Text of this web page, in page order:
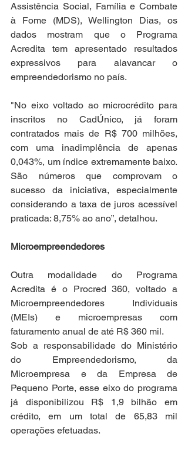
Assistência Social, Família e Combate
à Fome (MDS), Wellington Dias, os
dados mostram que o Programa
Acredita tem apresentado resultados
expressivos para alavancar o
empreendedorismo no país.
"No eixo voltado ao microcrédito para
inscritos no CadÚnico, já foram
contratados mais de R$ 700 milhões,
com uma inadimplência de apenas
0,043%, um índice extremamente baixo.
São números que comprovam o
sucesso da iniciativa, especialmente
considerando a taxa de juros acessível
praticada: 8,75% ao ano”, detalhou.
Microempreendedores
Outra modalidade do Programa
Acredita é o Procred 360, voltado a
Microempreendedores Individuais
(MEIs) e microempresas com
faturamento anual de até R$ 360 mil.
Sob a responsabilidade do Ministério
do Empreendedorismo, da
Microempresa e da Empresa de
Pequeno Porte, esse eixo do programa
já disponibilizou R$ 1,9 bilhão em
crédito, em um total de 65,83 mil
operações efetuadas.